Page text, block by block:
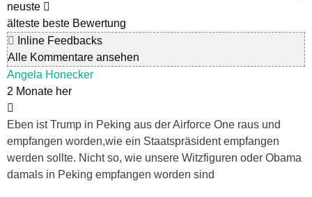
neuste
älteste beste Bewertung
Inline Feedbacks
Alle Kommentare ansehen
Angela Honecker
2 Monate her
Eben ist Trump in Peking aus der Airforce One raus und
empfangen worden,wie ein Staatspräsident empfangen
werden sollte. Nicht so, wie unsere Witzfiguren oder Obama
damals in Peking empfangen worden sind